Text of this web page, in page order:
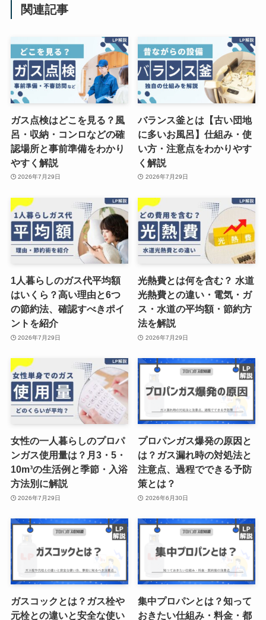
関連記事
ガス点検はどこを見る？風
呂・収納・コンロなどの確
認場所と事前準備をわかり
やすく解説
2026年7月29日
バランス釜とは【古い団地
に多いお風呂】仕組み・使
い方・注意点をわかりやす
く解説
2026年7月29日
1人暮らしのガス代平均額
はいくら？高い理由と6つ
の節約法、確認すべきポイ
ントを紹介
2026年7月29日
光熱費とは何を含む？ 水道
光熱費との違い・電気・ガ
ス・水道の平均額・節約方
法を解説
2026年7月29日
女性の一人暮らしのプロパ
ンガス使用量は？月3・5・
10m³の生活例と季節・入浴
方法別に解説
2026年7月29日
プロパンガス爆発の原因と
は？ガス漏れ時の対処法と
注意点、過程でできる予防
策とは？
2026年6月30日
ガスコックとは？ガス栓や
元栓との違いと安全な使い
集中プロパンとは？知って
おきたい仕組み・料金・都